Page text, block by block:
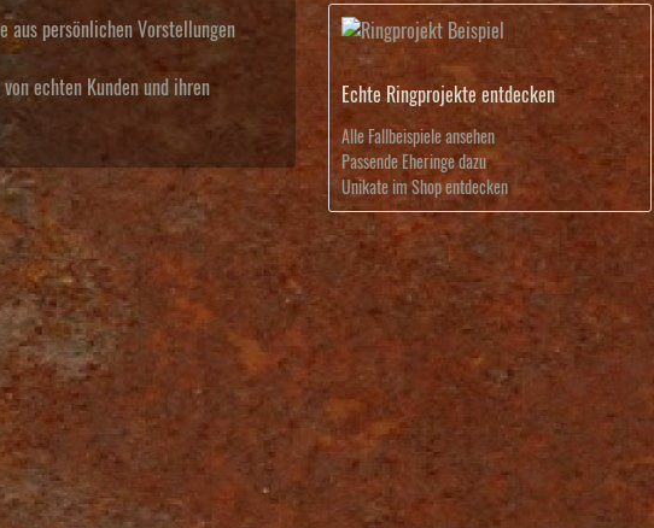
Echte Ringprojekte entdecken
Alle Fallbeispiele ansehen
Passende Eheringe dazu
Unikate im Shop entdecken
aus persönlichen Vorstellungen
echten Kunden und ihren